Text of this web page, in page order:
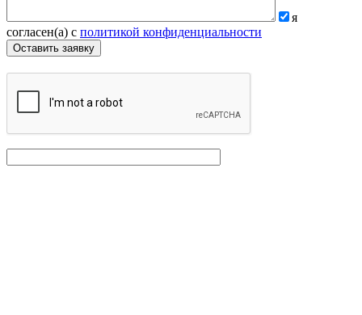
я
согласен(а) с политикой конфиденциальности